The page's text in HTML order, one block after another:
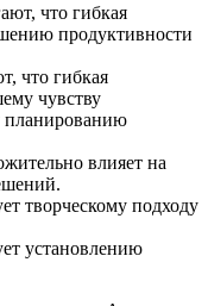
что гибкая
продуктивности
что гибкая
чувству
планированию
влияет на
творческому подходу
установлению